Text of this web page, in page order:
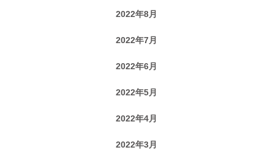
2022年8月
2022年7月
2022年6月
2022年5月
2022年4月
2022年3月